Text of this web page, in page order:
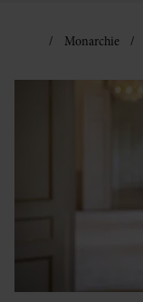
Monarchie